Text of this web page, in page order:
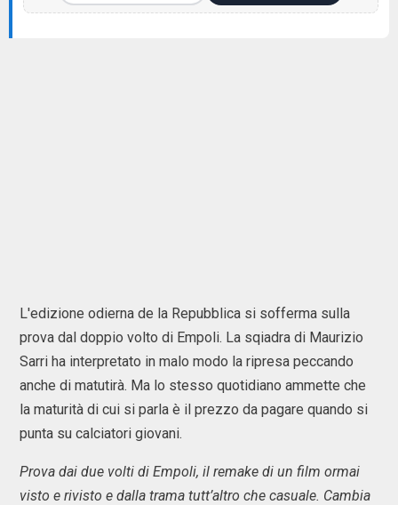
L'edizione odierna de la Repubblica si sofferma sulla
prova dal doppio volto di Empoli. La sqiadra di Maurizio
Sarri ha interpretato in malo modo la ripresa peccando
anche di matutirà. Ma lo stesso quotidiano ammette che
la maturità di cui si parla è il prezzo da pagare quando si
punta su calciatori giovani.
Prova dai due volti di Empoli, il remake di un film ormai
visto e rivisto e dalla trama tutt’altro che casuale. Cambia